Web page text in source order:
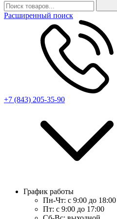
Расширенный поиск
+7 (843) 205-35-90
График работы
Пн-Чт: с 9:00 до 18:00
Пт: с 9:00 до 17:00